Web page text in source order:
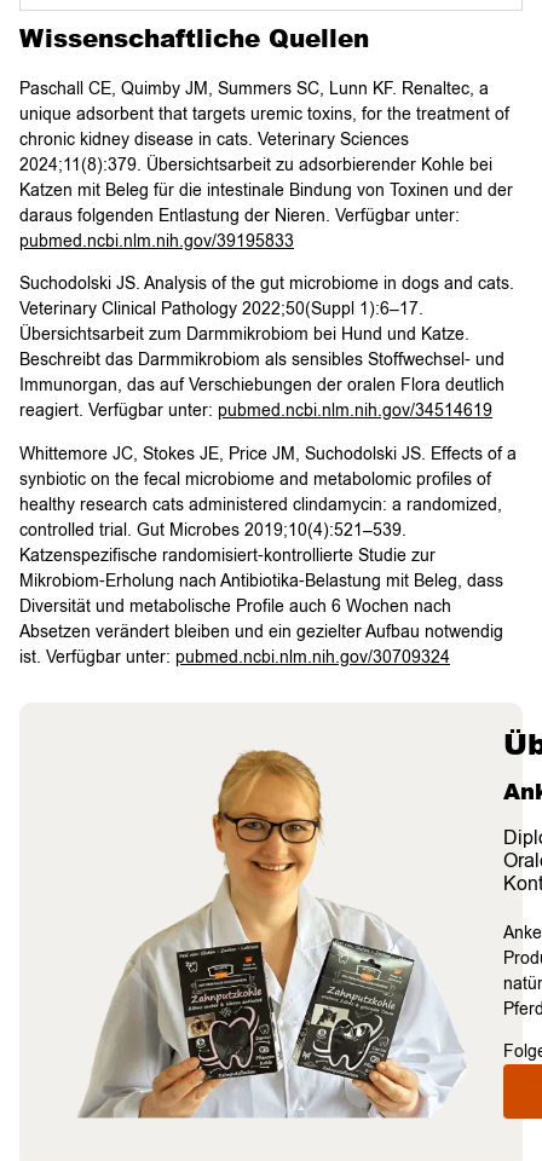
Wissenschaftliche Quellen
Paschall CE, Quimby JM, Summers SC, Lunn KF. Renaltec, a
unique adsorbent that targets uremic toxins, for the treatment of
chronic kidney disease in cats. Veterinary Sciences
2024;11(8):379. Übersichtsarbeit zu adsorbierender Kohle bei
Katzen mit Beleg für die intestinale Bindung von Toxinen und der
daraus folgenden Entlastung der Nieren. Verfügbar unter:
pubmed.ncbi.nlm.nih.gov/39195833
Suchodolski JS. Analysis of the gut microbiome in dogs and cats.
Veterinary Clinical Pathology 2022;50(Suppl 1):6–17.
Übersichtsarbeit zum Darmmikrobiom bei Hund und Katze.
Beschreibt das Darmmikrobiom als sensibles Stoffwechsel- und
Immunorgan, das auf Verschiebungen der oralen Flora deutlich
reagiert. Verfügbar unter: pubmed.ncbi.nlm.nih.gov/34514619
Whittemore JC, Stokes JE, Price JM, Suchodolski JS. Effects of a
synbiotic on the fecal microbiome and metabolomic profiles of
healthy research cats administered clindamycin: a randomized,
controlled trial. Gut Microbes 2019;10(4):521–539.
Katzenspezifische randomisiert-kontrollierte Studie zur
Mikrobiom-Erholung nach Antibiotika-Belastung mit Beleg, dass
Diversität und metabolische Profile auch 6 Wochen nach
Absetzen verändert bleiben und ein gezielter Aufbau notwendig
ist. Verfügbar unter: pubmed.ncbi.nlm.nih.gov/30709324